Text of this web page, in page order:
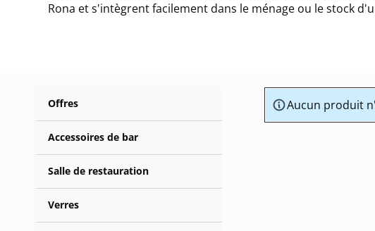
Rona et s'intègrent facilement dans le ménage ou le stock
Offres
Accessoires de bar
Salle de restauration
Verres
Aucun produit